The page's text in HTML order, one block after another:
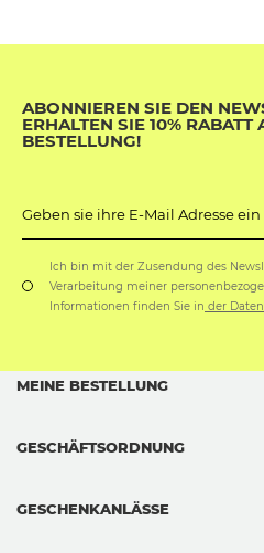
ABONNIEREN SIE DEN
ERHALTEN SIE 10% RABATT
BESTELLUNG!
Geben sie ihre E-Mail Adresse ein
Ich bin mit der Zusendung des
Verarbeitung meiner
Informationen finden Sie in der
MEINE BESTELLUNG
GESCHÄFTSORDNUNG
GESCHENKANLÄSSE